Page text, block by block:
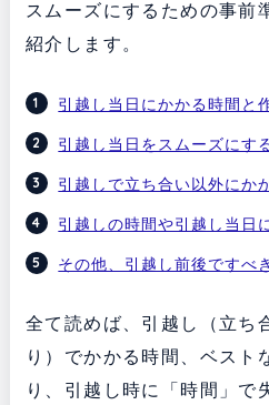
スムーズにするための事前
紹介します。
引越し当日にかかる時間と
引越し当日をスムーズにす
引越しで立ち合い以外にか
引越しの時間や引越し当日
その他、引越し前後ですべ
全て読めば、引越し（立ち
り）でかかる時間、ベスト
り、引越し時に「時間」で